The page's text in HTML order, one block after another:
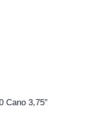
Cano 3,75″